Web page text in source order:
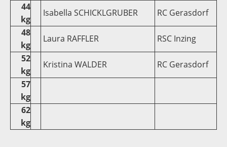
44
kg
Isabella SCHICKLGRUBER
RC Gerasdorf
48
kg
Laura RAFFLER
RSC Inzing
52
kg
Kristina WALDER
RC Gerasdorf
57
kg
62
kg